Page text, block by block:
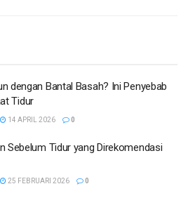
dengan Bantal Basah? Ini Penyebab
Tidur
14 APRIL 2026 0
Sebelum Tidur yang Direkomendasi
25 FEBRUARI 2026 0